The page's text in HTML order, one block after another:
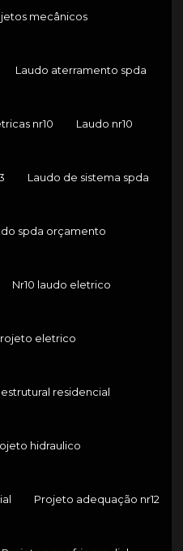
mecânicos
Laudo aterramento spda
nr10 Laudo nr10
Laudo de sistema spda
spda orçamento
Nr10 laudo eletrico
eletrico
residencial
hidraulico
Projeto adequação nr12